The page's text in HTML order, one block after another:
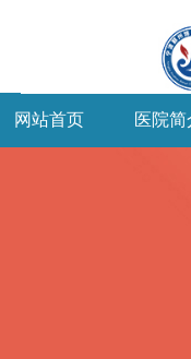
网站首页 医院简